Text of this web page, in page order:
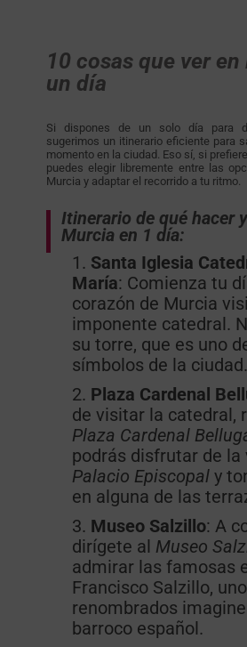
10 cosas que ver
un día
Si dispones de un solo día para
sugerimos un itinerario eficiente para
momento en la ciudad. Eso sí, si
puedes elegir libremente entre las
Murcia y adaptar el recorrido a tu ritmo.
Itinerario de qué hacer
Murcia en 1 día:
Santa Iglesia
María: Comienza tu
corazón de Murcia
imponente catedral.
su torre, que es uno
símbolos de la ciudad.
Plaza Cardenal
de visitar la catedral,
Plaza Cardenal
podrás disfrutar de la
Palacio Episcopal y
en alguna de las
Museo Salzillo: A
dirígete al Museo
admirar las famosas
Francisco Salzillo,
renombrados
barroco español.